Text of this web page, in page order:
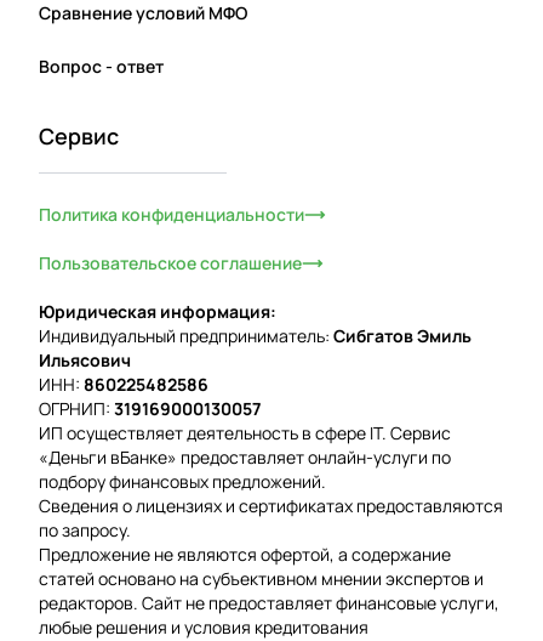
Сравнение условий МФО
Вопрос - ответ
Сервис
Политика конфиденциальности
Пользовательское соглашение
Юридическая информация:
Индивидуальный предприниматель: Сибгатов Эмиль
Ильясович
ИНН: 860225482586
ОГРНИП: 319169000130057
ИП осуществляет деятельность в сфере IT. Сервис
«Деньги вБанке» предоставляет онлайн-услуги по
подбору финансовых предложений.
Сведения о лицензиях и сертификатах предоставляются
по запросу.
Предложение не являются офертой, а содержание
статей основано на субъективном мнении экспертов и
редакторов. Сайт не предоставляет финансовые услуги,
любые решения и условия кредитования